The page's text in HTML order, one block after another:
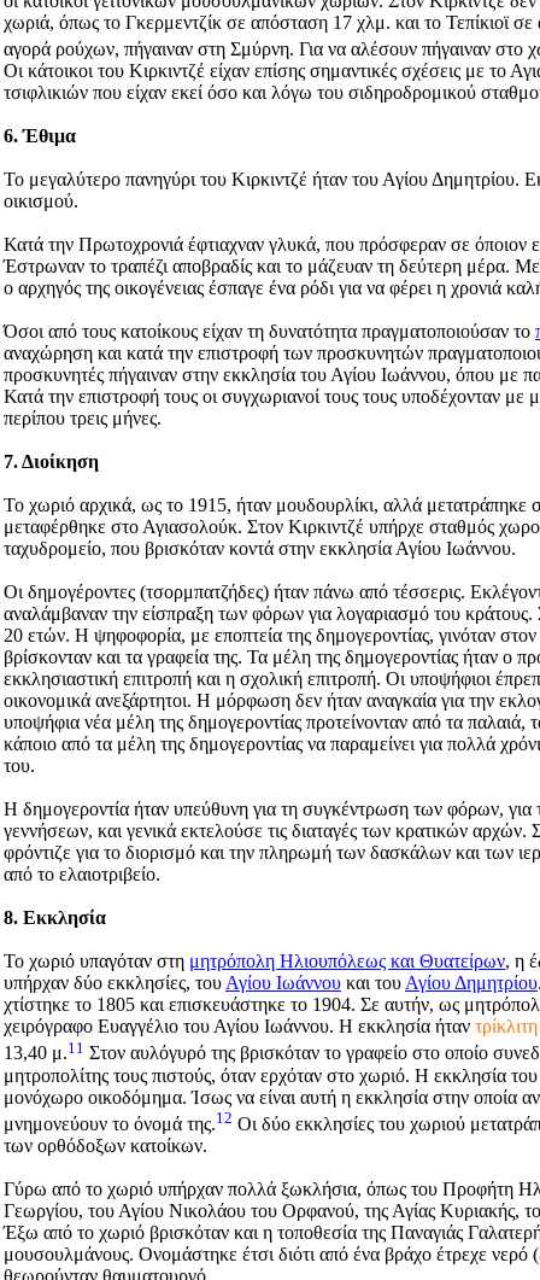
χωριά, όπως το Γκερμεντζίκ σε απόσταση 17 χλμ. και το Τεπίκιοϊ
αγορά ρούχων, πήγαιναν στη Σμύρνη. Για να αλέσουν πήγαιναν στο
Οι κάτοικοι του Κιρκιντζέ είχαν επίσης σημαντικές σχέσεις με το
τσιφλικιών που είχαν εκεί όσο και λόγω του σιδηροδρομικού
6. Έθιμα
Το μεγαλύτερο πανηγύρι του Κιρκιντζέ ήταν του Αγίου Δημητρίου.
οικισμού.
Κατά την Πρωτοχρονιά έφτιαχναν γλυκά, που πρόσφεραν σε όποιον
Έστρωναν το τραπέζι αποβραδίς και το μάζευαν τη δεύτερη μέρα.
ο αρχηγός της οικογένειας έσπαγε ένα ρόδι για να φέρει η χρονιά
Όσοι από τους κατοίκους είχαν τη δυνατότητα πραγματοποιούσαν το
αναχώρηση και κατά την επιστροφή των προσκυνητών
προσκυνητές πήγαιναν στην εκκλησία του Αγίου Ιωάννου, όπου με
Κατά την επιστροφή τους οι συγχωριανοί τους τους υποδέχονταν
περίπου τρεις μήνες.
7. Διοίκηση
Το χωριό αρχικά, ως το 1915, ήταν μουδουρλίκι, αλλά μετατράπηκε
μεταφέρθηκε στο Αγιασολούκ. Στον Κιρκιντζέ υπήρχε σταθμός
ταχυδρομείο, που βρισκόταν κοντά στην εκκλησία Αγίου Ιωάννου.
Οι δημογέροντες (τσορμπατζήδες) ήταν πάνω από τέσσερις.
αναλάμβαναν την είσπραξη των φόρων για λογαριασμό του
20 ετών. Η ψηφοφορία, με εποπτεία της δημογεροντίας, γινόταν
βρίσκονταν και τα γραφεία της. Τα μέλη της δημογεροντίας ήταν ο
εκκλησιαστική επιτροπή και η σχολική επιτροπή. Οι υποψήφιοι
οικονομικά ανεξάρτητοι. Η μόρφωση δεν ήταν αναγκαία για την
υποψήφια νέα μέλη της δημογεροντίας προτείνονταν από τα παλαιά,
κάποιο από τα μέλη της δημογεροντίας να παραμείνει για πολλά
του.
Η δημογεροντία ήταν υπεύθυνη για τη συγκέντρωση των φόρων,
γεννήσεων, και γενικά εκτελούσε τις διαταγές των κρατικών αρχών.
φρόντιζε για το διορισμό και την πληρωμή των δασκάλων και των
από το ελαιοτριβείο.
8. Εκκλησία
Το χωριό υπαγόταν στη μητρόπολη Ηλιουπόλεως και Θυατείρων, η
υπήρχαν δύο εκκλησίες, του Αγίου Ιωάννου και του Αγίου Δημητρίου
χτίστηκε το 1805 και επισκευάστηκε το 1904. Σε αυτήν, ως
χειρόγραφο Ευαγγέλιο του Αγίου Ιωάννου. Η εκκλησία ήταν
13,40 μ.11 Στον αυλόγυρό της βρισκόταν το γραφείο στο οποίο
μητροπολίτης τους πιστούς, όταν ερχόταν στο χωριό. Η εκκλησία
μονόχωρο οικοδόμημα. Ίσως να είναι αυτή η εκκλησία στην οποία
μνημονεύουν το όνομά της.12 Οι δύο εκκλησίες του χωριού
των ορθόδοξων κατοίκων.
Γύρω από το χωριό υπήρχαν πολλά ξωκλήσια, όπως του Προφήτη
Γεωργίου, του Αγίου Νικολάου του Ορφανού, της Αγίας Κυριακής,
Έξω από το χωριό βρισκόταν και η τοποθεσία της Παναγιάς
μουσουλμάνους. Ονομάστηκε έτσι διότι από ένα βράχο έτρεχε
θεωρούνταν θαυματουργό.